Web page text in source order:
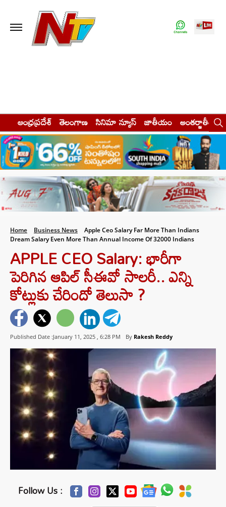
ఆంధ్రప్రదేశ్ తెలంగాణ సినిమా న్యూస్ జాతీయం అంతర్జాతీయం
Home Business News
Apple Ceo Salary Far More Than Indians
Dream Salary Even More Than Annual Income Of 32000 Indians
APPLE CEO Salary: భారీగా
పెరిగిన ఆపిల్ సీఈవో సాలరీ.. ఎన్ని
కోట్లుకు చేరిందో తెలుసా ?
Published Date :January 11, 2025 , 6:28 PM By Rakesh Reddy
Follow Us :